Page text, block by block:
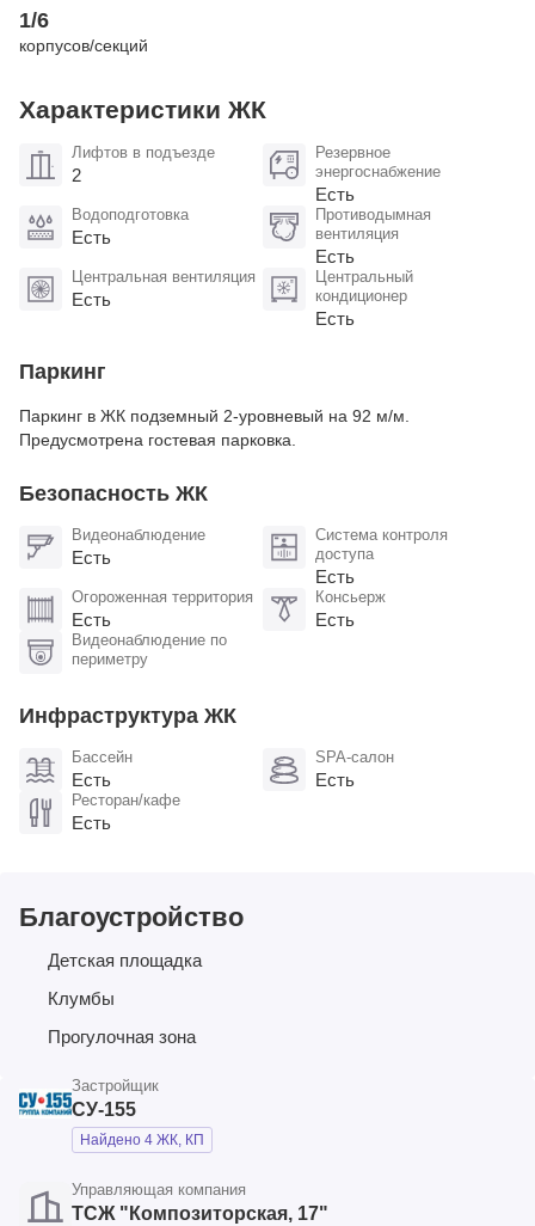
1/6
корпусов/секций
Характеристики ЖК
Лифтов в подъезде
2
Резервное
энергоснабжение
Есть
Водоподготовка
Есть
Противодымная
вентиляция
Есть
Центральная вентиляция
Есть
Центральный
кондиционер
Есть
Паркинг
Паркинг в ЖК подземный 2-уровневый на 92 м/м.
Предусмотрена гостевая парковка.
Безопасность ЖК
Видеонаблюдение
Есть
Система контроля
доступа
Есть
Огороженная территория
Есть
Консьерж
Есть
Видеонаблюдение по
периметру
Инфраструктура ЖК
Бассейн
Есть
SPA-салон
Есть
Ресторан/кафе
Есть
Благоустройство
Детская площадка
Клумбы
Прогулочная зона
Застройщик
СУ-155
Найдено 4 ЖК, КП
Управляющая компания
ТСЖ "Композиторская, 17"